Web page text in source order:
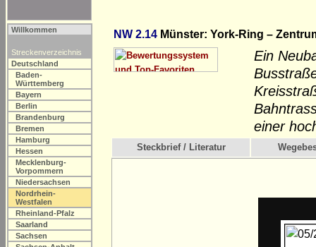
Willkommen
Streckenverzeichnis
Deutschland
Baden-
Württemberg
Bayern
Berlin
Brandenburg
Bremen
Hamburg
Hessen
Mecklenburg-
Vorpommern
Niedersachsen
Nordrhein-
Westfalen
Rheinland-Pfalz
Saarland
Sachsen
NW 2.14 Münster: York-Ring –
Ein
einer
Steckbrief / Literatur